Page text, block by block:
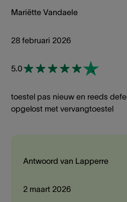
Mariëtte Vandaele
28 februari 2026
5.0
toestel pas nieuw en reeds
opgelost met vervangtoestel
Antwoord van Lapperre
2 maart 2026